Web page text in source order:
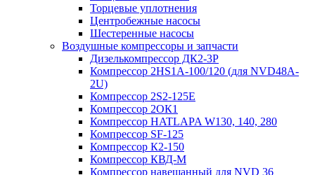
Торцевые уплотнения
Центробежные насосы
Шестеренные насосы
Воздушные компрессоры и запчасти
Дизелькомпрессор ДК2-3Р
Компрессор 2HS1A-100/120 (для NVD48A-
2U)
Компрессор 2S2-125Е
Компрессор 2ОК1
Компрессор HATLAPA W130, 140, 280
Компрессор SF-125
Компрессор К2-150
Компрессор КВД-М
Компрессор навешанный для NVD 36